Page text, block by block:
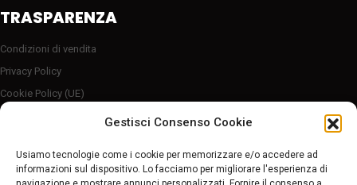
Gestisci Consenso Cookie
Usiamo tecnologie come i cookie per memorizzare e/o accedere ad
informazioni sul dispositivo. Lo facciamo per migliorare l'esperienza di
TRASPARENZA
Condizioni di vendita
Privacy Policy
Cookie Policy (UE)
Server sicuro HTTP2/SSL